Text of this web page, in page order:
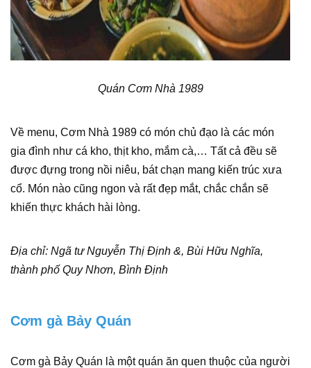
Quán Cơm Nhà 1989
Về menu, Cơm Nhà 1989 có món chủ đạo là các món
gia đình như cá kho, thịt kho, mắm cà,… Tất cả đều sẽ
được đựng trong nồi niêu, bát chạn mang kiến trúc xưa
cổ. Món nào cũng ngon và rất đẹp mắt, chắc chắn sẽ
khiến thực khách hài lòng.
Địa chỉ: Ngã tư Nguyễn Thị Định &, Bùi Hữu Nghĩa,
thành phố Quy Nhơn, Bình Định
Cơm gà Bảy Quán
Cơm gà Bảy Quán là một quán ăn quen thuộc của người